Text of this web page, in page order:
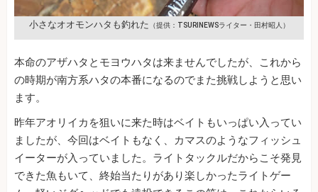
小さなオオモンハタも釣れた （提供：TSURINEWSライター・田村昭人）
本命のアザハタとモヨウハタは来ませんでしたが、これから
の時期が南方系ハタの本番になるのでまた挑戦しようと思い
ます。
昨年アオリイカを狙いに来た時はベイトもいっぱい入ってい
ましたが、今回はベイトもなく、カマスのようなフィッシュ
イーターが入っていました。ライトタックルだからこそ発見
できた魚もいて、終始当たりがあり楽しかったライトゲー